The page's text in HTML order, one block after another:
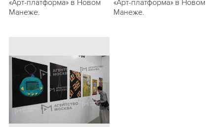
«Арт-платформа» в Новом
Манеже.
«Арт-платформа» в Новом
Манеже.